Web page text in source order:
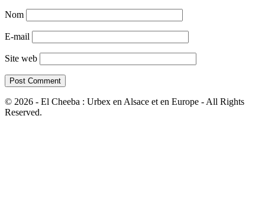
Nom
E-mail
Site web
© 2026 - El Cheeba : Urbex en Alsace et en Europe - All Rights
Reserved.